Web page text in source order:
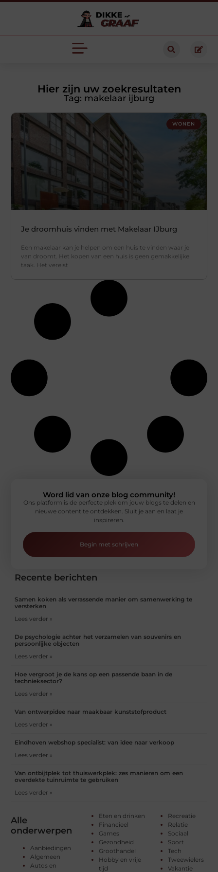
Hier zijn uw zoekresultaten
Tag: makelaar ijburg
WONEN
Je droomhuis vinden met Makelaar IJburg
Een makelaar kan je helpen om een huis te vinden waar je
van droomt. Het kopen van een huis is geen gemakkelijke
taak. Het vereist
Alle
onderwerpen
Aanbiedingen
Algemeen
Autos en
Eten en drinken
Financieel
Games
Gezondheid
Groothandel
Hobby en vrije
tijd
Recreatie
Relatie
Sociaal
Sport
Tech
Tweewielers
Vakantie
Recente berichten
Samen koken als verrassende manier om samenwerking te
versterken
Lees verder »
De psychologie achter het verzamelen van souvenirs en
persoonlijke objecten
Lees verder »
Hoe vergroot je de kans op een passende baan in de
technieksector?
Lees verder »
Van ontwerpidee naar maakbaar kunststofproduct
Lees verder »
Eindhoven webshop specialist: van idee naar verkoop
Lees verder »
Van ontbijtplek tot thuiswerkplek: zes manieren om een
overdekte tuinruimte te gebruiken
Lees verder »
Word lid van onze blog community!
Ons platform is de perfecte plek om jouw blogs te delen en
nieuwe content te ontdekken. Sluit je aan en laat je
inspireren.
Begin met schrijven